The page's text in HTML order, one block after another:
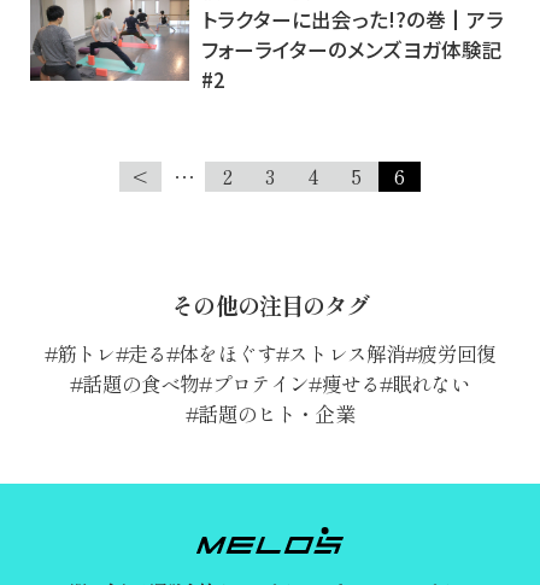
トラクターに出会った!?の巻┃アラ
フォーライターのメンズヨガ体験記
#2
< … 2 3 4 5 6
その他の注目のタグ
筋トレ 走る 体をほぐす ストレス解消 疲労回復
話題の食べ物 プロテイン 痩せる 眠れない
話題のヒト・企業